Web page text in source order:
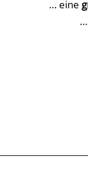
… eine